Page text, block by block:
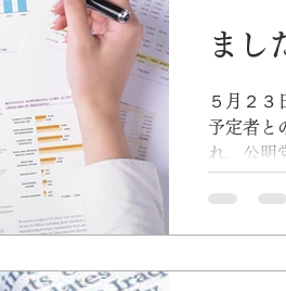
まし
５月２３
予定者と
れ、公明